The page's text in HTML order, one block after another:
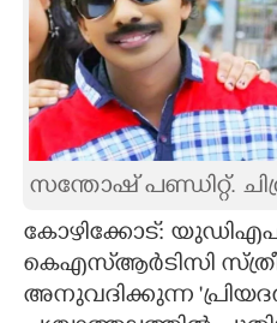
ART
ASTRO
CARTOONS
LITERATURE
സന്തോഷ് പണ്ഡിറ്റ്.
കോഴിക്കോട്: യുഡിഎഫ്
കെഎസ്ആർടിസി
അനുവദിക്കുന്ന